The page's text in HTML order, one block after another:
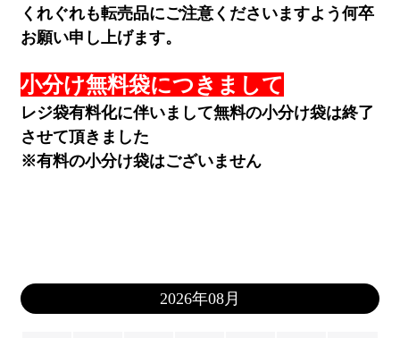
くれぐれも転売品にご注意くださいますよう何卒
お願い申し上げます。
小分け無料袋につきまして
レジ袋有料化に伴いまして無料の小分け袋は終了
させて頂きました
※有料の小分け袋はございません
2026年08月